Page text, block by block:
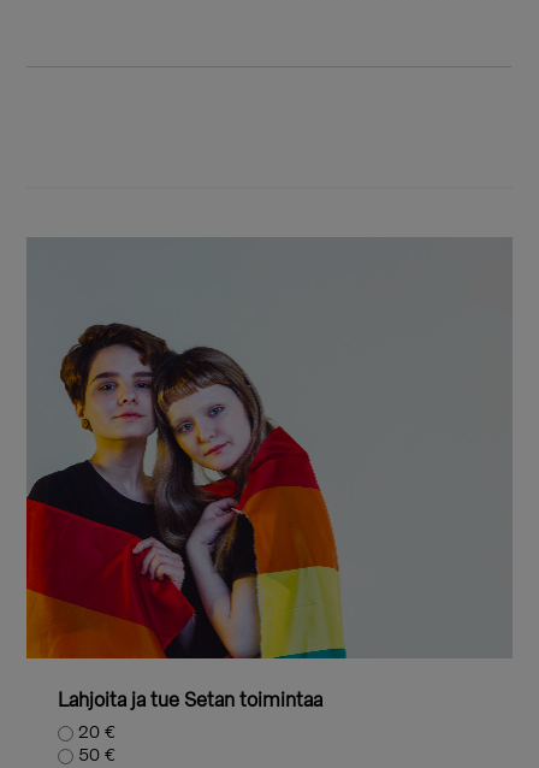
Lahjoita ja tue Setan toimintaa
20 €
50 €